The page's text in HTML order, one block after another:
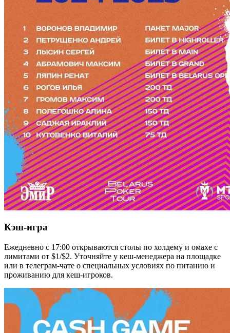
Кэш-игра
Ежедневно с 17:00 открываются столы по холдему и омахе с
лимитами от $1/$2. Уточняйте у кеш-менеджера на площадке
или в телеграм-чате о специальных условиях по питанию и
проживанию для кеш-игроков.